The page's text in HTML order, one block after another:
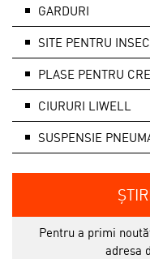
GARDURI
SITE PENTRU
PLASE PENTRU
CIURURI LIWELL
SUSPENSIE
Pentru a primi
adresa